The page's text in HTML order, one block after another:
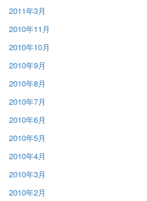
2011年3月
2010年11月
2010年10月
2010年9月
2010年8月
2010年7月
2010年6月
2010年5月
2010年4月
2010年3月
2010年2月